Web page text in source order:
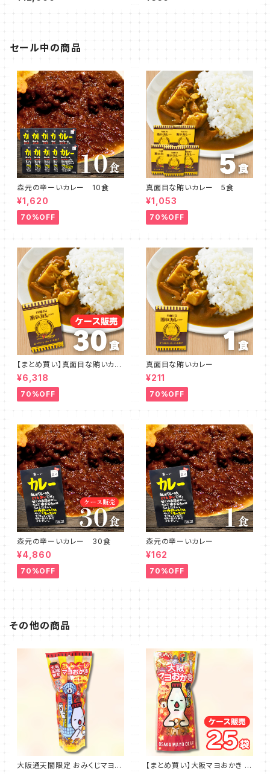
セール中の商品
森元の辛ーいカレー 10食
¥1,620
70%OFF
真面目な賄いカレー 5食
¥1,053
70%OFF
【まとめ買い】真面目な賄いカレ
ー 30食
¥6,318
70%OFF
真面目な賄いカレー
¥211
70%OFF
森元の辛ーいカレー 30食
¥4,860
70%OFF
森元の辛ーいカレー
¥162
70%OFF
その他の商品
大阪通天閣限定 おみくじマヨお
【まとめ買い】大阪マヨおかき 2